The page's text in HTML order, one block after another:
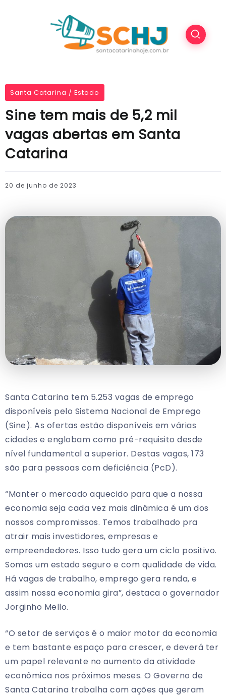
Santa Catarina / Estado
Sine tem mais de 5,2 mil
vagas abertas em Santa
Catarina
20 de junho de 2023
Santa Catarina tem 5.253 vagas de emprego
disponíveis pelo Sistema Nacional de Emprego
(Sine). As ofertas estão disponíveis em várias
cidades e englobam como pré-requisito desde
nível fundamental a superior. Destas vagas, 173
são para pessoas com deficiência (PcD).
“Manter o mercado aquecido para que a nossa
economia seja cada vez mais dinâmica é um dos
nossos compromissos. Temos trabalhado pra
atrair mais investidores, empresas e
empreendedores. Isso tudo gera um ciclo positivo.
Somos um estado seguro e com qualidade de vida.
Há vagas de trabalho, emprego gera renda, e
assim nossa economia gira”, destaca o governador
Jorginho Mello.
“O setor de serviços é o maior motor da economia
e tem bastante espaço para crescer, e deverá ter
um papel relevante no aumento da atividade
econômica nos próximos meses. O Governo de
Santa Catarina trabalha com ações que geram